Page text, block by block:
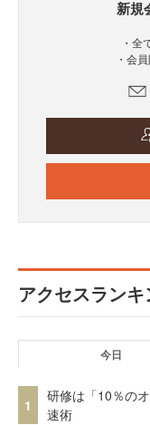
新規
・全
・会
アクセスラン
今日
1
研修は「10％の
速術